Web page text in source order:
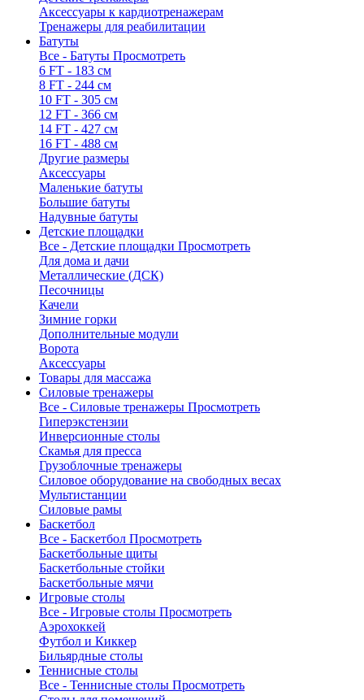
Аксессуары к кардиотренажерам
Тренажеры для реабилитации
Батуты
Все - Батуты Просмотреть
6 FT - 183 см
8 FT - 244 см
10 FT - 305 см
12 FT - 366 см
14 FT - 427 см
16 FT - 488 см
Другие размеры
Аксессуары
Маленькие батуты
Большие батуты
Надувные батуты
Детские площадки
Все - Детские площадки Просмотреть
Для дома и дачи
Металлические (ДСК)
Песочницы
Качели
Зимние горки
Дополнительные модули
Ворота
Аксессуары
Товары для массажа
Силовые тренажеры
Все - Силовые тренажеры Просмотреть
Гиперэкстензии
Инверсионные столы
Скамья для пресса
Грузоблочные тренажеры
Силовое оборудование на свободных весах
Мультистанции
Силовые рамы
Баскетбол
Все - Баскетбол Просмотреть
Баскетбольные щиты
Баскетбольные стойки
Баскетбольные мячи
Игровые столы
Все - Игровые столы Просмотреть
Аэрохоккей
Футбол и Киккер
Бильярдные столы
Теннисные столы
Все - Теннисные столы Просмотреть